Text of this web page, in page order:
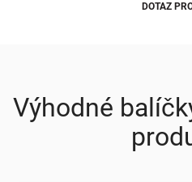
DOTAZ
Výhodné